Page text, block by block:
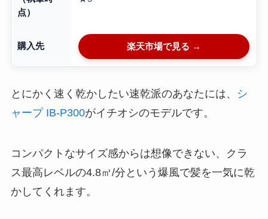
点）
購入先 楽天市場で見る →
とにかく速く乾かしたい速乾派のあなたには、
シ
ャープ IB-P300がイチオシのモデルです。
コンパクトなサイズ感からは想像できない、クラ
ス最高レベルの4.8㎥/分という爆風で髪を一気に乾
かしてくれます。